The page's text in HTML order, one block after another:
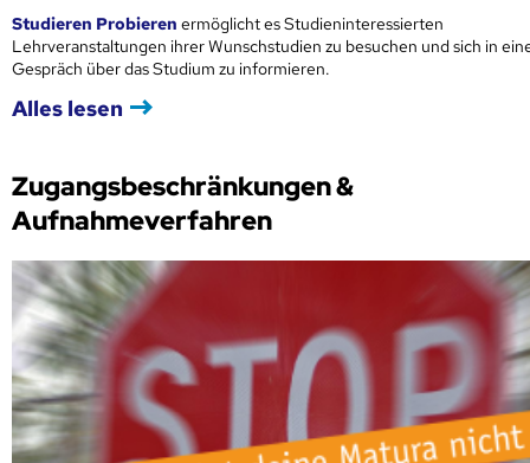
Studieren Probieren ermöglicht es Studieninteressierten
Lehrveranstaltungen ihrer Wunschstudien zu besuchen und sich in
Gespräch über das Studium zu informieren.
Alles lesen
Zugangsbeschränkungen &
Aufnahmeverfahren